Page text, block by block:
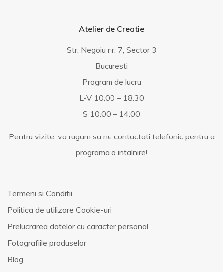
Atelier de Creatie
Str. Negoiu nr. 7, Sector 3
Bucuresti
Program de lucru
L-V 10:00 – 18:30
S 10:00 – 14:00
Pentru vizite, va rugam sa ne contactati telefonic pentru a
programa o intalnire!
Termeni si Conditii
Politica de utilizare Cookie-uri
Prelucrarea datelor cu caracter personal
Fotografiile produselor
Blog